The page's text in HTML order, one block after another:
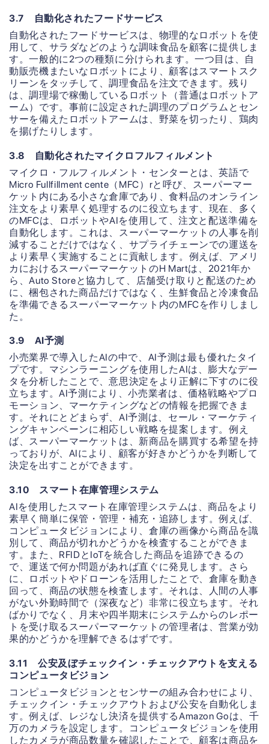
3.7 自動化されたフードサービス
自動化されたフードサービスは、物理的なロボットを使
用して、サラダなどのような調味食品を顧客に提供しま
す。一般的に2つの種類に分けられます。一つ目は、自
動販売機またいなロボットにより、顧客はスマートスク
リーンをタッチして、調理食品を注文できます。残り
は、調理場で稼働しているロボット（普通はロボットア
ーム）です。事前に設定された調理のプログラムとセン
サーを備えたロボットアームは、野菜を切ったり、鶏肉
を揚げたりします。
3.8 自動化されたマイクロフルフィルメント
マイクロ・フルフィルメント・センターとは、英語で
Micro Fullfillment cente（MFC）rと呼び、スーパーマー
ケット内にある小さな倉庫であり、食料品のオンライン
注文をより素早く処理するのに役立ちます、現在、多く
のMFCは、ロボットやAIを使用して、注文と配送準備を
自動化します。これは、スーパーマーケットの人事を削
減することだけではなく、サプライチェーンでの運送を
より素早く実施することに貢献します。例えば、アメリ
カにおけるスーパーマーケットのH Martは、2021年か
ら、Auto Storeと協力して、店舗受け取りと配送のため
に、梱包された商品だけではなく、生鮮食品と冷凍食品
を準備できるスーパーマーケット内のMFCを作りしまし
た。
3.9 AI予測
小売業界で導入したAIの中で、AI予測は最も優れたタイ
プです。マシンラーニングを使用したAIは、膨大なデー
タを分析したことで、意思決定をより正解に下すのに役
立ちます。AI予測により、小売業者は、価格戦略やプロ
モーション、マーケティングなどの情報を把握できま
す。それにとどまらず、AI予測は、セール・マーケティ
ングキャンペーンに相応しい戦略を提案します。例え
ば、スーパーマーケットは、新商品を購買する希望を持
っておりが、AIにより、顧客が好きかどうかを判断して
決定を出すことができます。
3.10 スマート在庫管理システム
AIを使用したスマート在庫管理システムは、商品をより
素早く簡単に保管・管理・補充・追跡します。例えば、
コンピュータビジョンにより、倉庫の画像から商品を識
別して、商品が切れかどうかを検査することができま
す。また、RFIDとIoTを統合した商品を追跡できるの
で、運送で何か問題があれば直ぐに発見します。さら
に、ロボットやドローンを活用したことで、倉庫を動き
回って、商品の状態を検査します。それは、人間の人事
がない外勤時間で（深夜など）非常に役立ちます。それ
ばかりでなく、月末や四半期末にシステムからのレポー
トを受け取るスーパーマーケットの管理者は、営業が効
果的かどうかを理解できるはずです。
3.11 公安及ぼチェックイン・チェックアウトを支える
コンピュータビジョン
コンピュータビジョンとセンサーの組み合わせにより、
チェックイン・チェックアウトおよび公安を自動化しま
す。例えば、レジなし決済を提供するAmazon Goは、千
万のカメラを設定します。コンピュータビジョンを使用
したカメラが商品数量を確認したことで、顧客は商品を